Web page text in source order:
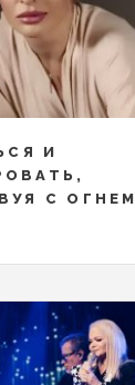
И
С ОГНЕМ